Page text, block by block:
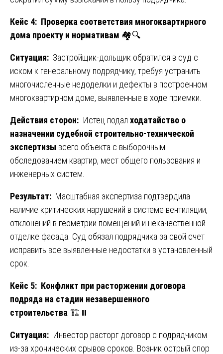
Кейс 4: Проверка соответствия многоквартирного
дома проекту и нормативам 🏘️🔍
Ситуация: Застройщик-дольщик обратился в суд с
иском к генеральному подрядчику, требуя устранить
многочисленные недоделки и дефекты в построенном
многоквартирном доме, выявленные в ходе приемки.
Действия сторон: Истец подал ходатайство о
назначении судебной строительно-технической
экспертизы всего объекта с выборочным
обследованием квартир, мест общего пользования и
инженерных систем.
Результат: Масштабная экспертиза подтвердила
наличие критических нарушений в системе вентиляции,
отклонений в геометрии помещений и некачественной
отделке фасада. Суд обязал подрядчика за свой счет
исправить все выявленные недостатки в установленный
срок.
Кейс 5: Конфликт при расторжении договора
подряда на стадии незавершенного
строительства 🏗️⏸️
Ситуация: Инвестор расторг договор с подрядчиком
из-за хронических срывов сроков. Возник острый спор